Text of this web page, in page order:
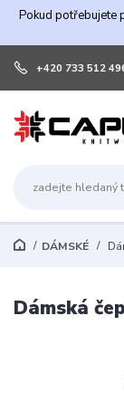
Pokud potřebujete
+420 733 512
DÁMSKÉ
Dámská